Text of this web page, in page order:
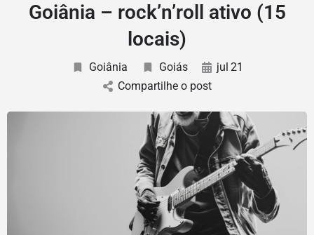
Goiânia – rock’n’roll ativo (15
locais)
Goiânia Goiás jul 21
Compartilhe o post